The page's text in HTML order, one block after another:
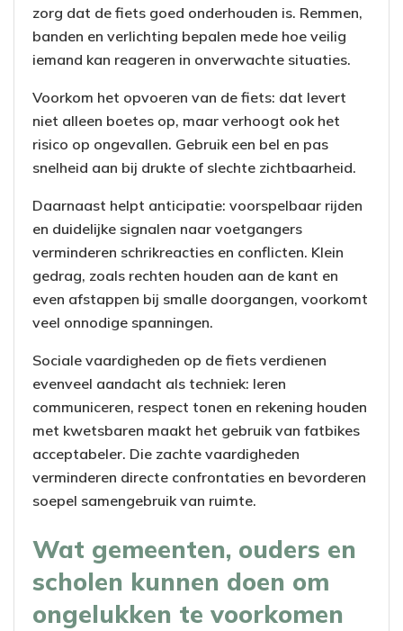
zorg dat de fiets goed onderhouden is. Remmen,
banden en verlichting bepalen mede hoe veilig
iemand kan reageren in onverwachte situaties.
Voorkom het opvoeren van de fiets: dat levert
niet alleen boetes op, maar verhoogt ook het
risico op ongevallen. Gebruik een bel en pas
snelheid aan bij drukte of slechte zichtbaarheid.
Daarnaast helpt anticipatie: voorspelbaar rijden
en duidelijke signalen naar voetgangers
verminderen schrikreacties en conflicten. Klein
gedrag, zoals rechten houden aan de kant en
even afstappen bij smalle doorgangen, voorkomt
veel onnodige spanningen.
Sociale vaardigheden op de fiets verdienen
evenveel aandacht als techniek: leren
communiceren, respect tonen en rekening houden
met kwetsbaren maakt het gebruik van fatbikes
acceptabeler. Die zachte vaardigheden
verminderen directe confrontaties en bevorderen
soepel samengebruik van ruimte.
Wat gemeenten, ouders en
scholen kunnen doen om
ongelukken te voorkomen